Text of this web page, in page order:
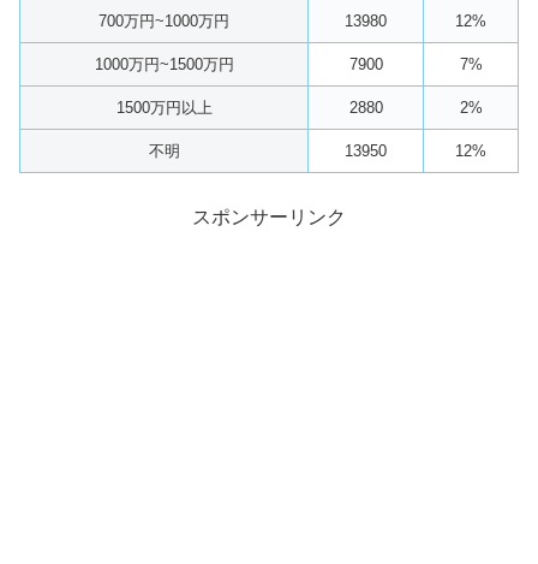
700万円~1000万円 13980 12%
1000万円~1500万円 7900 7%
1500万円以上 2880 2%
不明 13950 12%
スポンサーリンク